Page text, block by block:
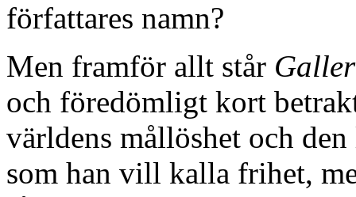
författares namn?
Men framför allt står
och föredömligt kort
världens mållöshet och
som han vill kalla frihet,